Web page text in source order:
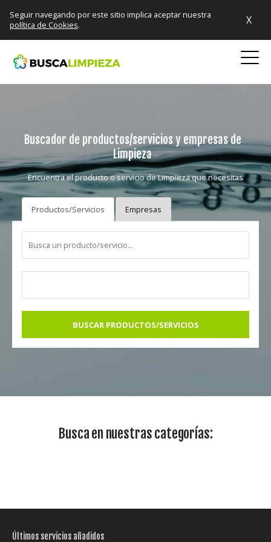
Seguir navegando por este sitio implica aceptar nuestra
política de Cookies. X
Buscador de productos/servicios y empresas de
Limpieza
Encuentra el producto o servicio de Limpieza que necesitas
Productos/Servicios Empresas
BUSCAR PRODUCTOS/SERVICIOS
Busca en nuestras categorías:
Últimos servicios añadidos